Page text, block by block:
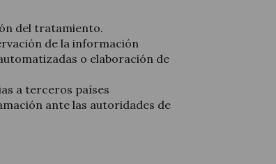
del tratamiento.
de la información
o elaboración de
a terceros países
ante las autoridades de